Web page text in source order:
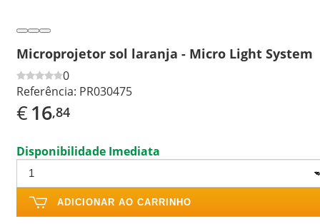
Microprojetor sol laranja - Micro Light System
0
Referência: PR030475
€16,84
Disponibilidade Imediata
ADICIONAR AO CARRINHO